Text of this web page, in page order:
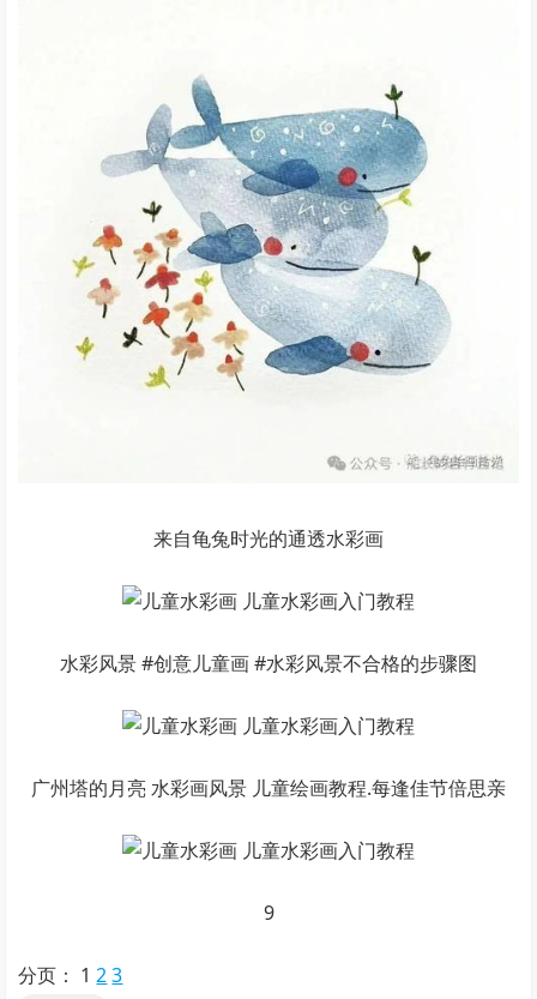
来自龟兔时光的通透水彩画
水彩风景 #创意儿童画 #水彩风景不合格的步骤图
广州塔的月亮 水彩画风景 儿童绘画教程.每逢佳节倍思亲
9
分页： 1 2 3